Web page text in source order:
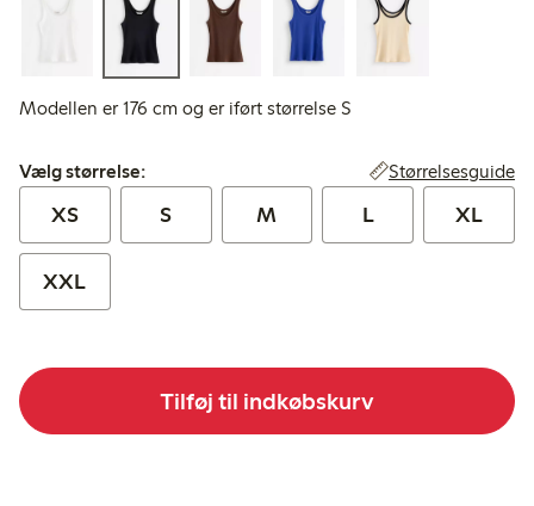
Modellen er 176 cm og er iført størrelse S
Vælg størrelse:
Vælg størrelse: Størrelsesguide
XS S M L XL
XXL
Tilføj til indkøbskurv